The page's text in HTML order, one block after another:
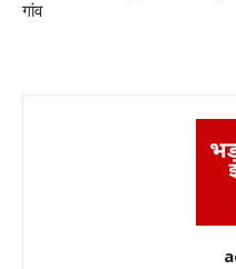
गांव